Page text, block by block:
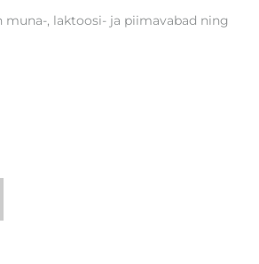
, laktoosi- ja piimavabad ning